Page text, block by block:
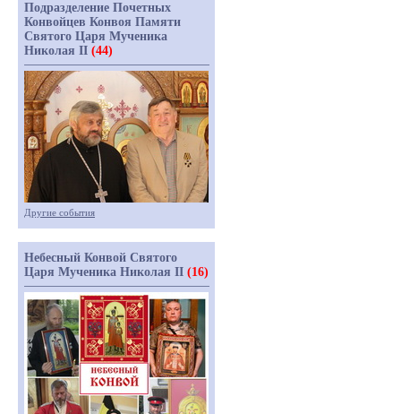
Подразделение Почетных
Конвойцев Конвоя Памяти
Святого Царя Мученика
Николая II (44)
Другие события
Небесный Конвой Святого
Царя Мученика Николая II (16)